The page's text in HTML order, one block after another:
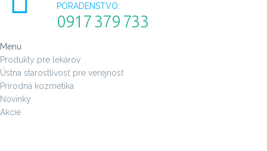
PORADENSTVO:
0917 379 733
Menu
Produkty pre lekárov
Ústna starostlivosť pre verejnosť
Prírodná kozmetika
Novinky
Akcie